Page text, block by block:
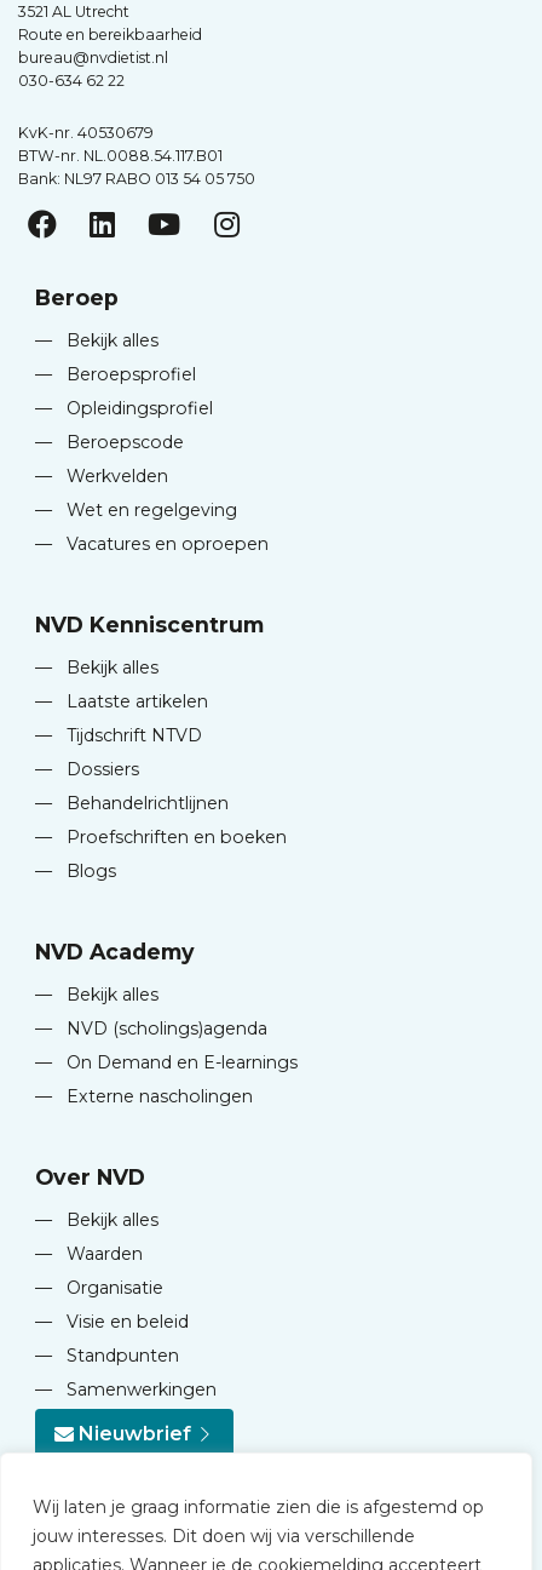
Wij laten je graag informatie zien die is afgestemd op
jouw interesses. Dit doen wij via verschillende
applicaties. Wanneer je de cookiemelding accepteert
3521 AL Utrecht
Route en bereikbaarheid
bureau@nvdietist.nl
030-634 62 22
KvK-nr. 40530679
BTW-nr. NL.0088.54.117.B01
Bank: NL97 RABO 013 54 05 750
Beroep
—
Bekijk alles
—
Beroepsprofiel
—
Opleidingsprofiel
—
Beroepscode
—
Werkvelden
—
Wet en regelgeving
—
Vacatures en oproepen
NVD Kenniscentrum
—
Bekijk alles
—
Laatste artikelen
—
Tijdschrift NTVD
—
Dossiers
—
Behandelrichtlijnen
—
Proefschriften en boeken
—
Blogs
NVD Academy
—
Bekijk alles
—
NVD (scholings)agenda
—
On Demand en E-learnings
—
Externe nascholingen
Over NVD
—
Bekijk alles
—
Waarden
—
Organisatie
—
Visie en beleid
—
Standpunten
—
Samenwerkingen
Nieuwbrief